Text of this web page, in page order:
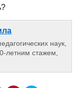
наук,
летним стажем,